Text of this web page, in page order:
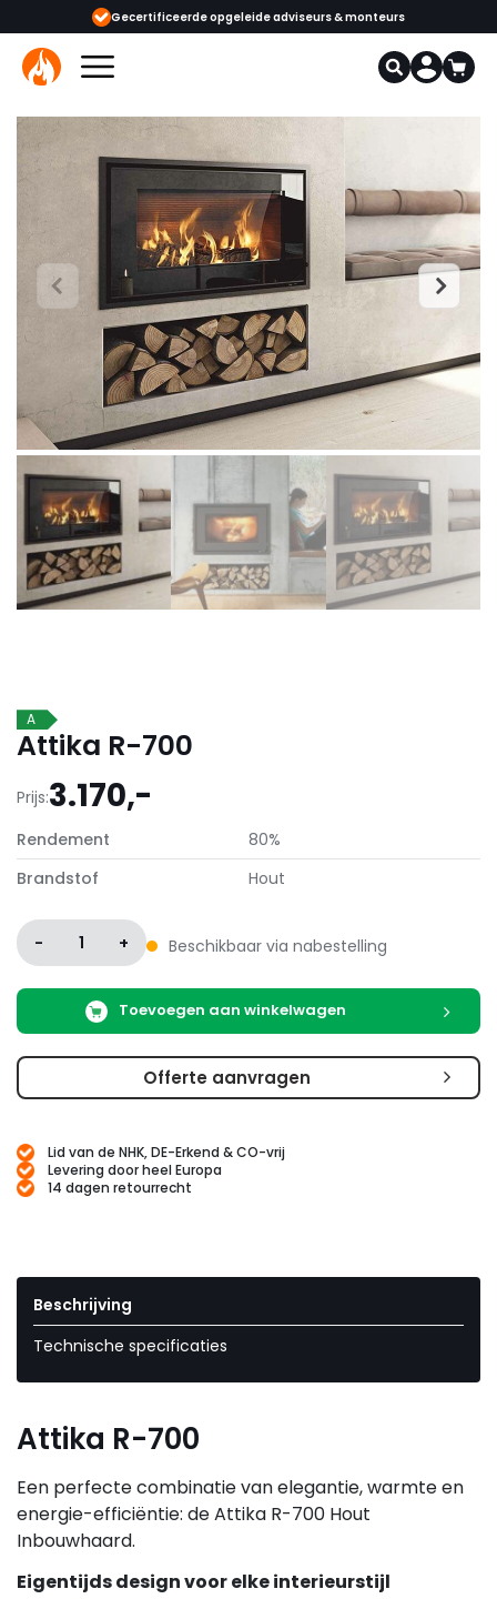
Gecertificeerde opgeleide adviseurs & monteurs
A
Attika R-700
Prijs:3.170,-
Rendement
80%
Brandstof
Hout
- 1 + Beschikbaar via nabestelling
Toevoegen aan winkelwagen
Offerte aanvragen
Lid van de NHK, DE-Erkend & CO-vrij
Levering door heel Europa
14 dagen retourrecht
Beschrijving
Technische specificaties
Attika R-700
Een perfecte combinatie van elegantie, warmte en
energie-efficiëntie: de Attika R-700 Hout
Inbouwhaard.
Eigentijds design voor elke interieurstijl